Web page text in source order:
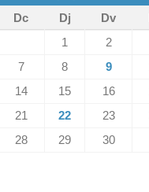
Dc Dj Dv
1
2
7 8 9
14 15 16
21 22 23
28 29
30